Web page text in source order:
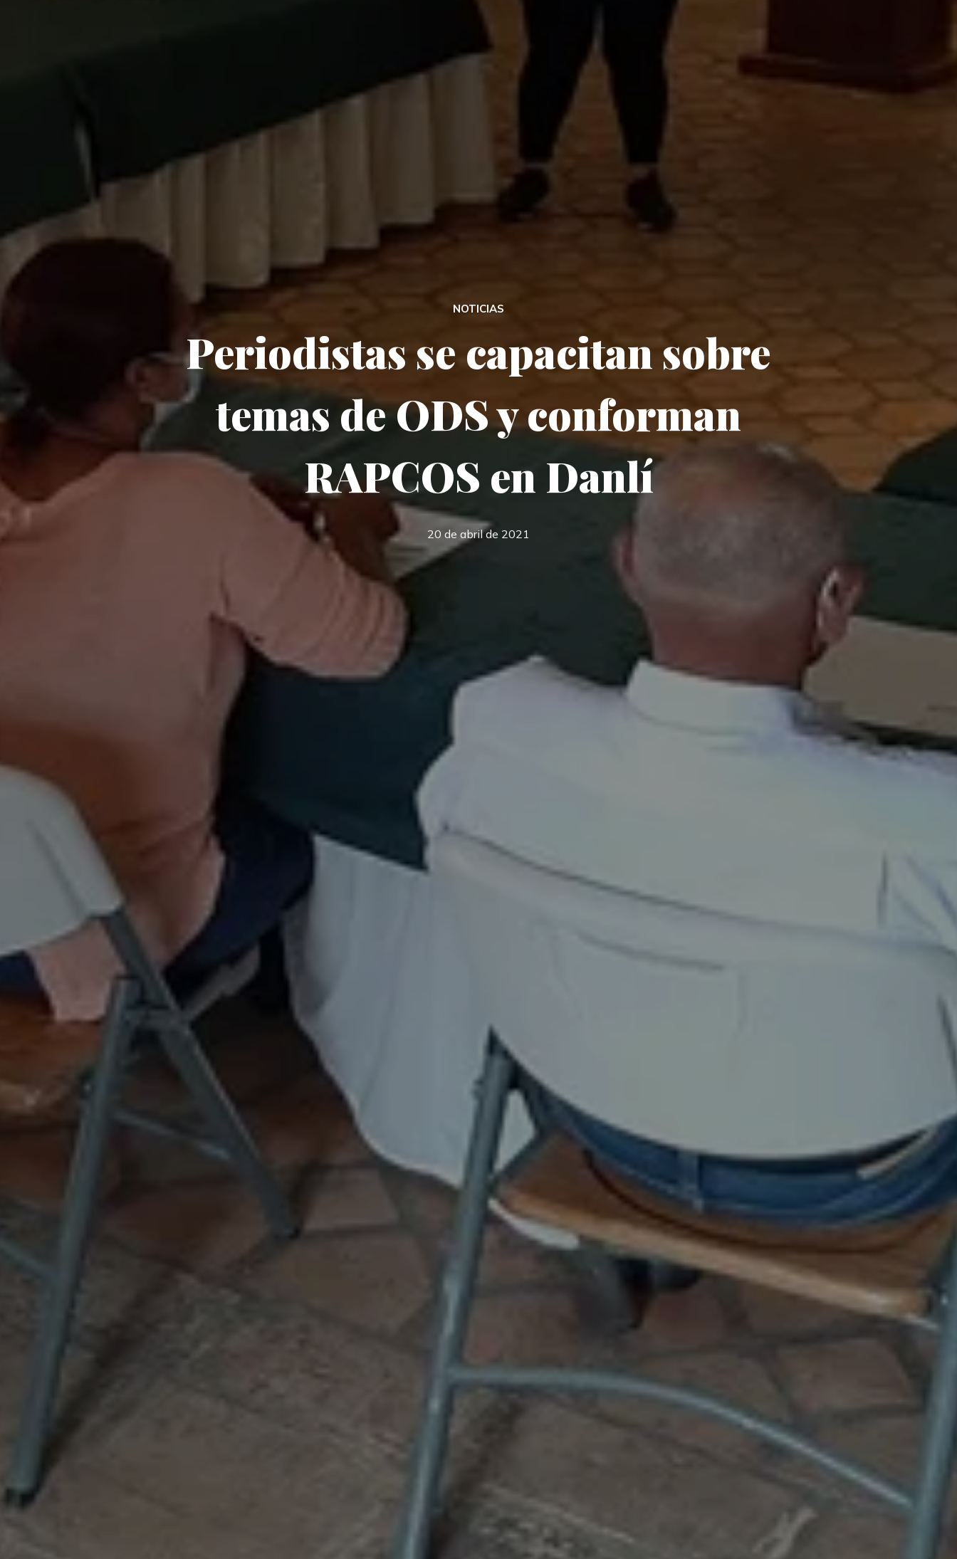
NOTICIAS
Periodistas se capacitan sobre
temas de ODS y conforman
RAPCOS en Danlí
20 de abril de 2021